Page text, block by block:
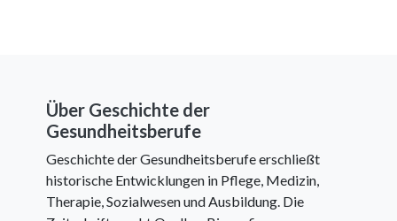
Über Geschichte der
Gesundheitsberufe
Geschichte der Gesundheitsberufe erschließt
historische Entwicklungen in Pflege, Medizin,
Therapie, Sozialwesen und Ausbildung. Die